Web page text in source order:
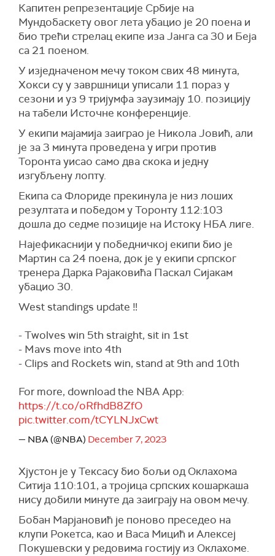
Капитен репрезентације Србије на
Мундобаскету овог лета убацио је 20 поена и
био трећи стрелац екипе иза Јанга са 30 и Беја
са 21 поеном.
У изједначеном мечу током свих 48 минута,
Хокси су у завршници уписали 11 пораз у
сезони и уз 9 тријумфа заузимају 10. позицију
на табели Источне конференције.
У екипи мајамија заиграо је Никола Јовић, али
је за 3 минута проведена у игри против
Торонта уисао само два скока и једну
изгубљену лопту.
Екипа са Флориде прекинула је низ лоших
резултата и победом у Торонту 112:103
дошла до седме позиције на Истоку НБА лиге.
Најефикаснији у победничкој екипи био је
Мартин са 24 поена, док је у екипи српског
тренера Дарка Рајаковића Паскал Сијакам
убацио 30.
West standings update ‼️
- Twolves win 5th straight, sit in 1st
- Mavs move into 4th
- Clips and Rockets win, stand at 9th and 10th
For more, download the NBA App:
https://t.co/oRfhdB8ZfO
pic.twitter.com/tCYLNJxCwt
— NBA (@NBA) December 7, 2023
Хјустон је у Тексасу био бољи од Оклахома
Ситија 110:101, а тројица српских кошаркаша
нису добили минуте да заиграју на овом мечу.
Бобан Марјановић је поново преседео на
клупи Рокетса, као и Васа Мицић и Алексеј
Покушевски у редовима гостију из Оклахоме.